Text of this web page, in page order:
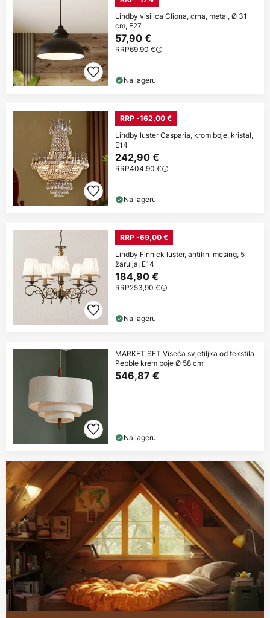
Lindby visilica Cliona, crna, metal, Ø 31
cm, E27
57,90 €
RRP69,90 €
Na lageru
RRP -162,00 €
Lindby luster Casparia, krom boje, kristal,
E14
242,90 €
RRP404,90 €
Na lageru
RRP -69,00 €
Lindby Finnick luster, antikni mesing, 5
žarulja, E14
184,90 €
RRP253,90 €
Na lageru
MARKET SET Viseća svjetiljka od tekstila
Pebble krem boje Ø 58 cm
546,87 €
Na lageru